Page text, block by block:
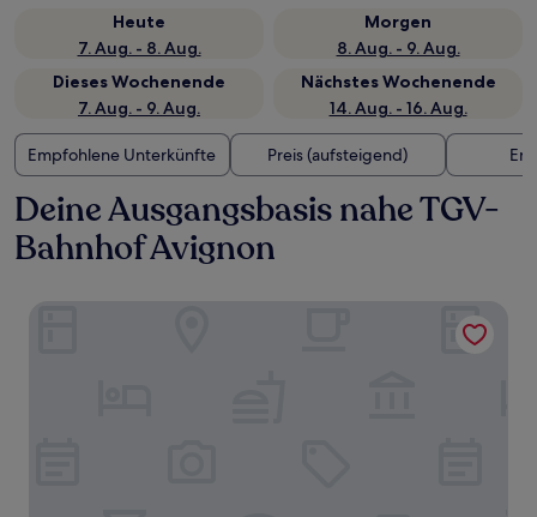
Heute
7. Aug. - 8. Aug.
Morgen
8. Aug. - 9. Aug.
Dieses Wochenende
7. Aug. - 9. Aug.
Nächstes Wochenende
14. Aug. - 16. Aug.
Empfohlene Unterkünfte Preis (aufsteigend)
Deine Ausgangsbasis nahe TGV-
Bahnhof Avignon